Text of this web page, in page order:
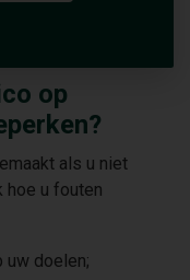
op
als u niet
hoe u fouten
doelen;